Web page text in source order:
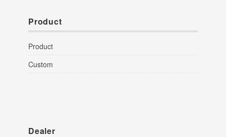
Product
Product
Custom
Dealer